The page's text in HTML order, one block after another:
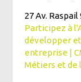
27 Av.
Participez à
développer
entreprise |
Métiers et de